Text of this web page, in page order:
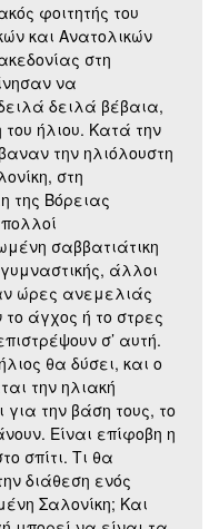
φοιτητής του
και Ανατολικών
στη
να
δειλά βέβαια,
ήλιου. Κατά την
την ηλιόλουστη
στη
της Βόρειας
σαββατιάτικη
άλλοι
ώρες ανεμελιάς
άγχος ή το στρες
σ’ αυτή.
θα δύσει, και ο
την ηλιακή
την βάση τους, το
Είναι επίφοβη η
σπίτι. Τι θα
διάθεση ενός
Σαλονίκη; Και